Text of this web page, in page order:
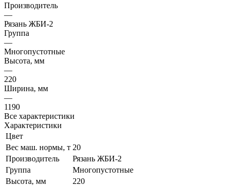
Производитель
—
Рязань ЖБИ-2
Группа
—
Многопустотные
Высота, мм
—
220
Ширина, мм
—
1190
Все характеристики
Характеристики
Цвет
Вес маш. нормы, т 20
Производитель
Рязань ЖБИ-2
Группа
Многопустотные
Высота, мм
220